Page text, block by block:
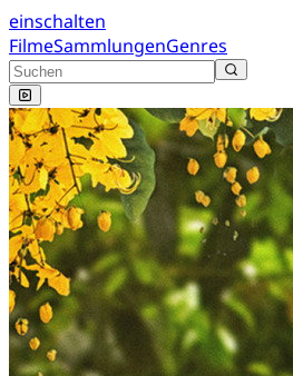
einschalten
FilmeSammlungenGenres